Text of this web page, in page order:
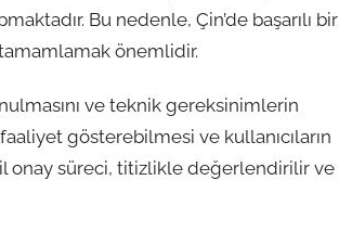
Bu nedenle, Çin’de başarılı bir
önemlidir.
ve teknik gereksinimlerin
gösterebilmesi ve kullanıcıların
onay süreci, titizlikle değerlendirilir ve